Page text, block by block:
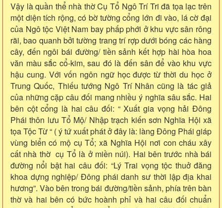
Vậy là quần thể nhà thờ Cụ Tổ Ngô Trí Tri đã tọa lạc trên
một diện tích rộng, có bờ tường cổng lớn đi vào, lá cờ đại
của Ngô tộc Việt Nam bay phấp phới ở khu vực sân rông
rãi, bao quanh bởi tường trang trí rợp dưới bóng các hàng
cây, đến ngôi bái đường/ tiền sảnh kết hợp hài hòa hoa
văn màu sắc cổ-kim, sau đó là đến sân để vào khu vực
hậu cung. Với vốn ngôn ngữ học được từ thời du học ở
Trung Quốc, Thiếu tướng Ngô Trí Nhân cũng là tác giả
của những cặp câu đối mang nhiều ý nghĩa sâu sắc. Hai
bên cột cổng là hai câu đối: “ Xuất gia vọng hải Đông
Phái thôn lưu Tổ Mộ/ Nhập trạch kiến sơn Nghĩa Hội xã
tọa Tộc Từ “ ( ý tứ xuất phát ở đây là: làng Đông Phái giáp
vùng biển có mộ cụ Tổ; xã Nghĩa Hội nơi con cháu xây
cất nhà thờ cụ Tổ là ở miền núi). Hai bên trước nhà bái
đường nổi bật hai câu đối: “Lý Trai vọng tộc thuở đăng
khoa dựng nghiệp/ Đông phái danh sư thời lập địa khai
hương”. Vào bên trong bái đường/tiền sảnh, phía trên bàn
thờ và hai bên có bức hoành phỉ và hai câu đối chuẩn